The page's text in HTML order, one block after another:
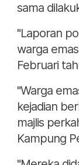
sama
"Laporan
warga
Februari
"Warga
kejadian
majlis
Kampung